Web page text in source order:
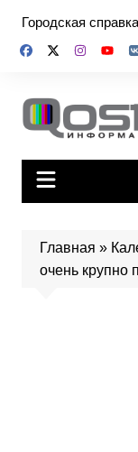
содержимому
Городская справка
Главная »
очень крупно